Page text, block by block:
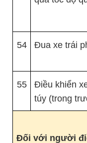
54 Đua xe trái
55
Điều khiển
túy (trong
Đối với người